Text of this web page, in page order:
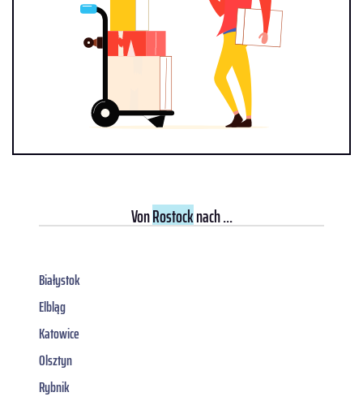
VonRostocknach ...
Białystok
Elbląg
Katowice
Olsztyn
Rybnik